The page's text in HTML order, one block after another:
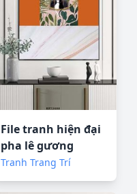
File tranh hiện đại
pha lê gương
KF72688
Tranh Trang Trí